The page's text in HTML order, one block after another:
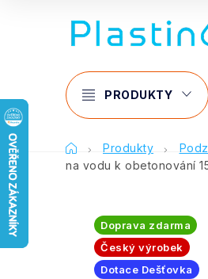
PRODUKTY
DomůProdukty
na vodu k obetonování
Doprava zdarma
Český výrobek
Dotace Dešťovka